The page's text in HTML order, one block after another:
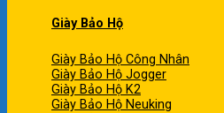
Giày Bảo Hộ
Giày Bảo Hộ Công Nhân
Giày Bảo Hộ Jogger
Giày Bảo Hộ K2
Giày Bảo Hộ Neuking